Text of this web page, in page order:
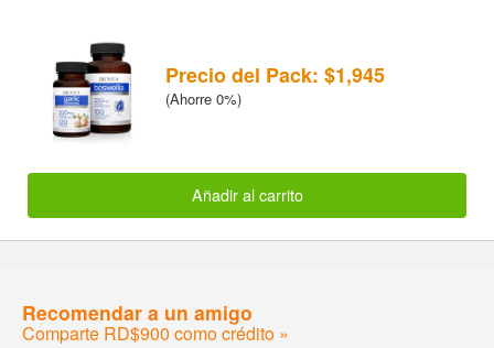
Precio del Pack: $1,945
(Ahorre 0%)
Añadir al carrito
Recomendar a un amigo
Comparte RD$900 como crédito »